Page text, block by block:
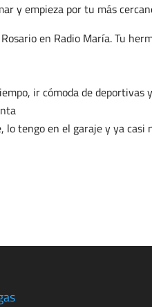
y empieza por tu más
en Radio María. Tu
ir cómoda de deportivas
lo tengo en el garaje y ya